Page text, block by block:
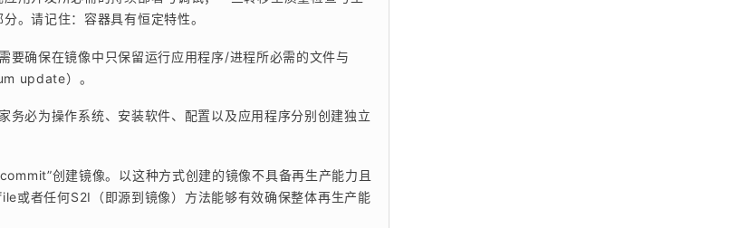
。请记住：容器具有恒定特性。
要确保在镜像中只保留运行应用程序/进程所必需的文件与
update）。
务必为操作系统、安装软件、配置以及应用程序分别创建独立
创建镜像。以这种方式创建的镜像不具备再生产能力且
或者任何S2I（即源到镜像）方法能够有效确保整体再生产能